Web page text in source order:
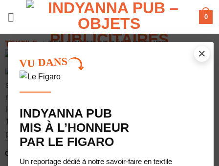
0
×
VU DANS
INDYANNA PUB
MIS À L’HONNEUR
PAR LE FIGARO
Un reportage dédié à notre savoir-faire en textile
TEXTILE / TEE SHIRTS ET DÉBARDEURS
Coloris du produit